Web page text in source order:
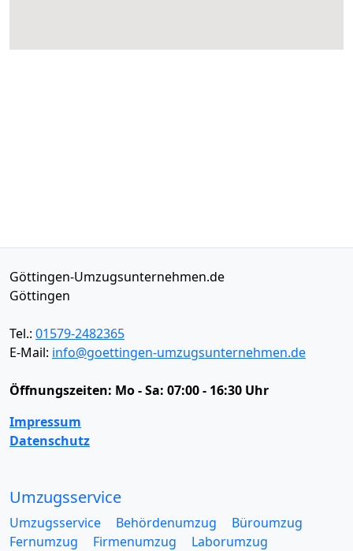
Göttingen-Umzugsunternehmen.de
Göttingen
Tel.: 01579-2482365
E-Mail: info@goettingen-umzugsunternehmen.de
Öffnungszeiten: Mo - Sa: 07:00 - 16:30 Uhr
Impressum
Datenschutz
Umzugsservice
Umzugsservice Behördenumzug
Büroumzug
Fernumzug
Firmenumzug
Laborumzug